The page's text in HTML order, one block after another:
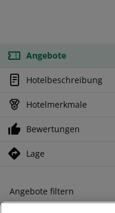
Angebote
Hotelbeschreibung
Hotelmerkmale
Bewertungen
Lage
Angebote filtern
Ändern Sie Ihre Kriterien